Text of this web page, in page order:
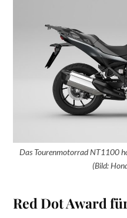
Das Tourenmotorrad NT1100
(Bild:
Red Dot Award